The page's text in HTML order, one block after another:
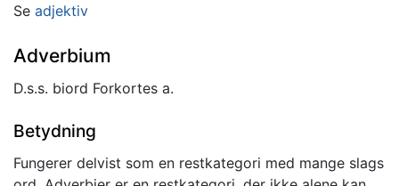
Se adjektiv
Adverbium
D.s.s. biord Forkortes a.
Betydning
Fungerer delvist som en restkategori med mange slags